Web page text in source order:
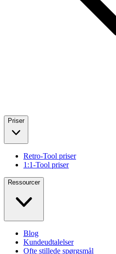
Priser
Retro-Tool priser
1:1-Tool priser
Ressourcer
Blog
Kundeudtalelser
Ofte stillede spørgsmål